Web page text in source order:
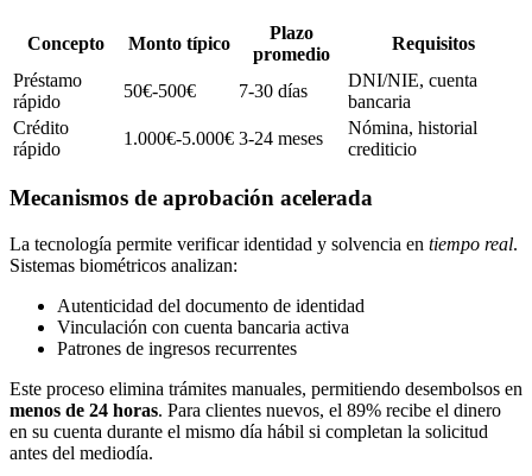
Concepto Monto típico
Plazo
promedio
Requisitos
Préstamo
rápido
50€-500€ 7-30 días
DNI/NIE, cuenta
bancaria
Crédito
rápido
1.000€-5.000€ 3-24 meses
Nómina, historial
crediticio
Mecanismos de aprobación acelerada
La tecnología permite verificar identidad y solvencia en tiempo real.
Sistemas biométricos analizan:
Autenticidad del documento de identidad
Vinculación con cuenta bancaria activa
Patrones de ingresos recurrentes
Este proceso elimina trámites manuales, permitiendo desembolsos en
menos de 24 horas. Para clientes nuevos, el 89% recibe el dinero
en su cuenta durante el mismo día hábil si completan la solicitud
antes del mediodía.